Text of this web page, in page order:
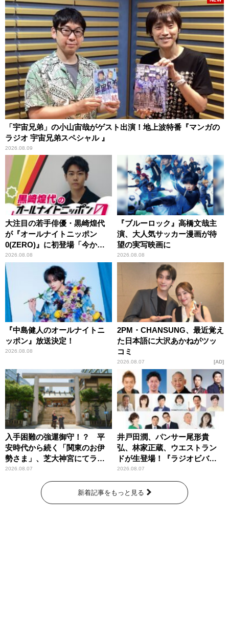
「宇宙兄弟」の小山宙哉がゲスト出演！地上波特番『マンガの
ラジオ 宇宙兄弟スペシャル 』
2026.08.09
大注目の若手俳優・黒崎煌代
が『オールナイトニッポン
0(ZERO)』に初登場「今から
とてもワクワクしておりま
す！」
2026.08.08
『ブルーロック』高橋文哉主
演、大人気サッカー漫画が待
望の実写映画に
2026.08.08
『中島健人のオールナイトニ
ッポン』放送決定！
2026.08.08
2PM・CHANSUNG、最近覚え
た日本語に大沢あかねがツッ
コミ
2026.08.07 AD
入手困難の強運御守！？ 平
安時代から続く「関東のお伊
勢さま」、芝大神宮にてラン
パンプスが合格祈願！
2026.08.07
井戸田潤、パンサー尾形貴
弘、林家正蔵、ウエストラン
ドが生登場！『ラジオビバリ
ー昼ズ』
2026.08.07
新着記事をもっと見る